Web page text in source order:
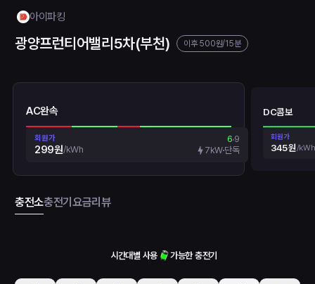
아이파킹
광양프런티어밸리5차(부천) 이후500원/15분
AC완속
회원가
299원/kWh
69
7kW단독
DC콤보
회원가
345원/kWh
충전소충전기요금리뷰
시간대별 사용 가능한 충전기